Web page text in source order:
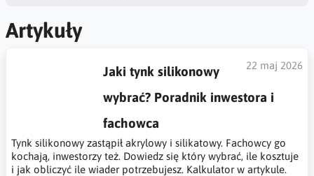
Artykuły
22 maj 2026
Jaki tynk silikonowy
wybrać? Poradnik inwestora i
fachowca
Tynk silikonowy zastąpił akrylowy i silikatowy. Fachowcy go
kochają, inwestorzy też. Dowiedz się który wybrać, ile kosztuje
i jak obliczyć ile wiader potrzebujesz. Kalkulator w artykule.